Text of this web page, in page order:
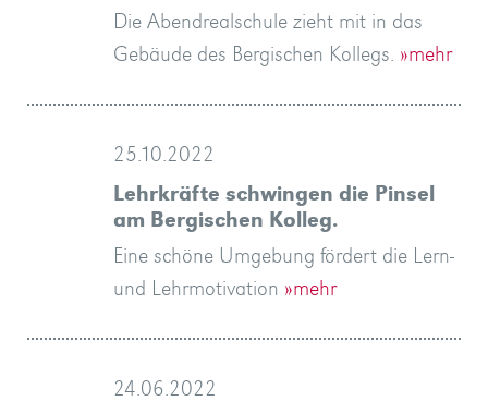
Die Abendrealschule zieht mit in das
Gebäude des Bergischen Kollegs. »mehr
25.10.2022
Lehrkräfte schwingen die Pinsel
am Bergischen Kolleg.
Eine schöne Umgebung fördert die Lern-
und Lehrmotivation »mehr
24.06.2022